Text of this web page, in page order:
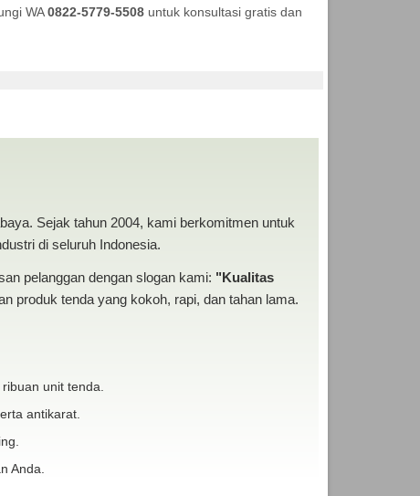
WA0822-5779-5508untuk konsultasi gratis dan
Sejak tahun 2004, kami berkomitmen untuk
di seluruh Indonesia.
pelanggan dengan slogan kami: "Kualitas
produk tenda yang kokoh, rapi, dan tahan lama.
unit tenda.
antikarat.
Anda.